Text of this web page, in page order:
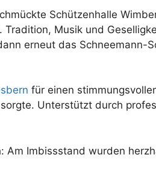
Schützenhalle
Musik und
erneut das
für einen
Unterstützt durch
Am Imbissstand wurden